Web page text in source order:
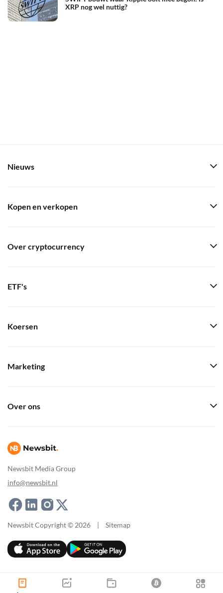
XRP nog wel nuttig?
Newsbit Media Group
info@newsbit.nl
Nieuws
Kopen en verkopen
Over cryptocurrency
ETF's
Koersen
Marketing
Over ons
Newsbit Copyright © 2026 | Sitemap